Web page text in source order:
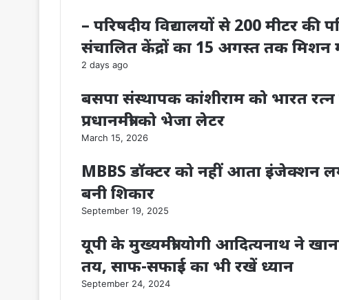
– परिषदीय विद्यालयों से 200 मीटर की
संचालित केंद्रों का 15 अगस्त तक मिशन
2 days ago
बसपा संस्थापक कांशीराम को भारत
प्रधानमंत्री को भेजा लेटर
March 15, 2026
MBBS डॉक्टर को नहीं आता इंजेक्शन
बनी शिकार
September 19, 2025
यूपी के मुख्यमंत्री योगी आदित्यनाथ ने
तय, साफ-सफाई का भी रखें ध्यान
September 24, 2024